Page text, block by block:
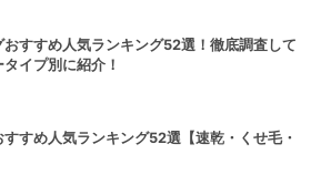
おすすめ人気ランキング52選！徹底調査して
イプ別に紹介！
すすめ人気ランキング52選【速乾・くせ毛・